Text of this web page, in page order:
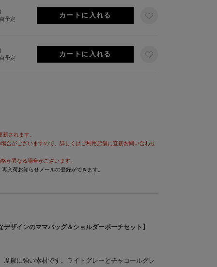
予定
予定
されます。
合がございますので、詳しくはご利用店舗に直接お問い合わせ
が異なる場合がございます。
入荷お知らせメールの登録ができます。
デザインのママバッグ＆ショルダーポーチセット】
摩擦に強い素材です。ライトグレーとチャコールグレ